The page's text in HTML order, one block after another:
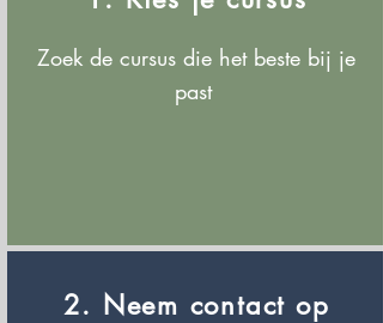
Zoek de cursus die het beste bij je
past
2. Neem contact op